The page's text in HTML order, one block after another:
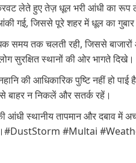
लेते हुए तेज़ धूल भरी आंधी का रूप
गई, जिससे पूरे शहर में धूल का
समय तक चलती रही, जिससे बाजारों
सुरक्षित स्थानों की ओर भागते दिखे।
की आधिकारिक पुष्टि नहीं हो
बाहर न निकलें और सतर्क रहें।
आंधी स्थानीय तापमान और दबाव में
है।#DustStorm #Multai